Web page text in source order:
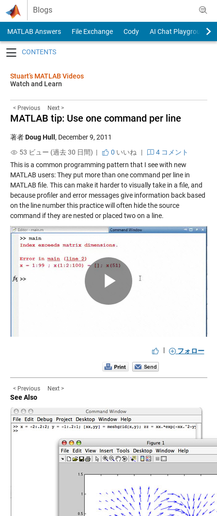
Skip to content
Blogs
MATLAB Answers File Exchange Cody
AI Chat Playground
Stuart’s MATLAB Videos
Watch and Learn
< Previous Next >
MATLAB tip: Use one command per line
著者Doug Hull , December 9, 2011
53 ビュー (過去 30 日間) |
0 いいね |
4 コメント
This is a common programming pattern that I see with new
MATLAB users: They put more than one command per line in
MATLAB file. This can make it harder to visually take in a file, and
because profiler and error messages give information back based
on the line number this practice will often hide the source
command if they are nested or placed two on a line.
Play
| フォロー
< Previous Next >
See Also